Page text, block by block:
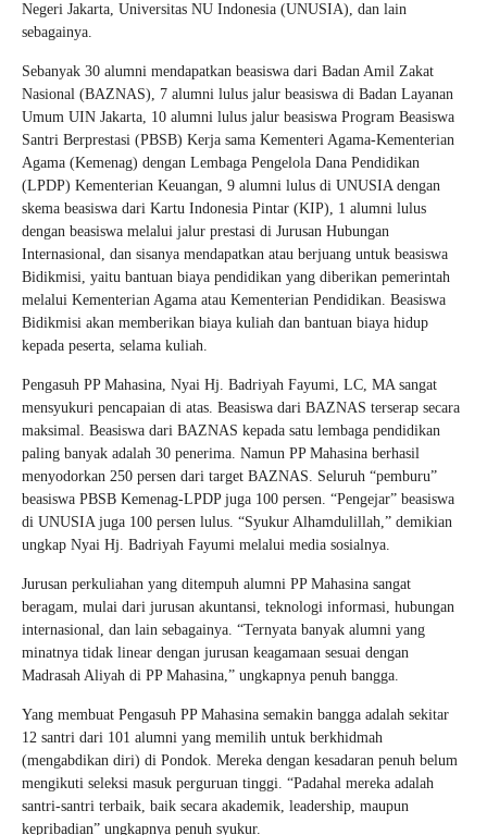
Negeri Jakarta, Universitas NU Indonesia (UNUSIA), dan lain
sebagainya.
Sebanyak 30 alumni mendapatkan beasiswa dari Badan Amil Zakat
Nasional (BAZNAS), 7 alumni lulus jalur beasiswa di Badan Layanan
Umum UIN Jakarta, 10 alumni lulus jalur beasiswa Program Beasiswa
Santri Berprestasi (PBSB) Kerja sama Kementeri Agama-Kementerian
Agama (Kemenag) dengan Lembaga Pengelola Dana Pendidikan
(LPDP) Kementerian Keuangan, 9 alumni lulus di UNUSIA dengan
skema beasiswa dari Kartu Indonesia Pintar (KIP), 1 alumni lulus
dengan beasiswa melalui jalur prestasi di Jurusan Hubungan
Internasional, dan sisanya mendapatkan atau berjuang untuk beasiswa
Bidikmisi, yaitu bantuan biaya pendidikan yang diberikan pemerintah
melalui Kementerian Agama atau Kementerian Pendidikan. Beasiswa
Bidikmisi akan memberikan biaya kuliah dan bantuan biaya hidup
kepada peserta, selama kuliah.
Pengasuh PP Mahasina, Nyai Hj. Badriyah Fayumi, LC, MA sangat
mensyukuri pencapaian di atas. Beasiswa dari BAZNAS terserap secara
maksimal. Beasiswa dari BAZNAS kepada satu lembaga pendidikan
paling banyak adalah 30 penerima. Namun PP Mahasina berhasil
menyodorkan 250 persen dari target BAZNAS. Seluruh “pemburu”
beasiswa PBSB Kemenag-LPDP juga 100 persen. “Pengejar” beasiswa
di UNUSIA juga 100 persen lulus. “Syukur Alhamdulillah,” demikian
ungkap Nyai Hj. Badriyah Fayumi melalui media sosialnya.
Jurusan perkuliahan yang ditempuh alumni PP Mahasina sangat
beragam, mulai dari jurusan akuntansi, teknologi informasi, hubungan
internasional, dan lain sebagainya. “Ternyata banyak alumni yang
minatnya tidak linear dengan jurusan keagamaan sesuai dengan
Madrasah Aliyah di PP Mahasina,” ungkapnya penuh bangga.
Yang membuat Pengasuh PP Mahasina semakin bangga adalah sekitar
12 santri dari 101 alumni yang memilih untuk berkhidmah
(mengabdikan diri) di Pondok. Mereka dengan kesadaran penuh belum
mengikuti seleksi masuk perguruan tinggi. “Padahal mereka adalah
santri-santri terbaik, baik secara akademik, leadership, maupun
kepribadian” ungkapnya penuh syukur.